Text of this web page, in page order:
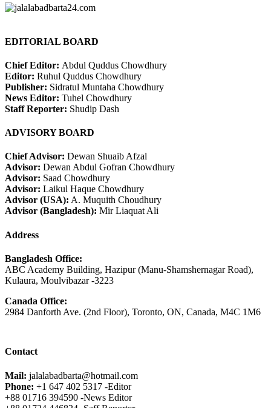
EDITORIAL BOARD
Chief Editor: Abdul Quddus Chowdhury
Editor: Ruhul Quddus Chowdhury
Publisher: Sidratul Muntaha Chowdhury
News Editor: Tuhel Chowdhury
Staff Reporter: Shudip Dash
ADVISORY BOARD
Chief Advisor: Dewan Shuaib Afzal
Advisor: Dewan Abdul Gofran Chowdhury
Advisor: Saad Chowdhury
Advisor: Laikul Haque Chowdhury
Advisor (USA): A. Muquith Choudhury
Advisor (Bangladesh): Mir Liaquat Ali
Address
Bangladesh Office:
ABC Academy Building, Hazipur (Manu-Shamshernagar Road),
Kulaura, Moulvibazar -3223
Canada Office:
2984 Danforth Ave. (2nd Floor), Toronto, ON, Canada, M4C 1M6
Contact
Mail: jalalabadbarta@hotmail.com
Phone: +1 647 402 5317 -Editor
+88 01716 394590 -News Editor